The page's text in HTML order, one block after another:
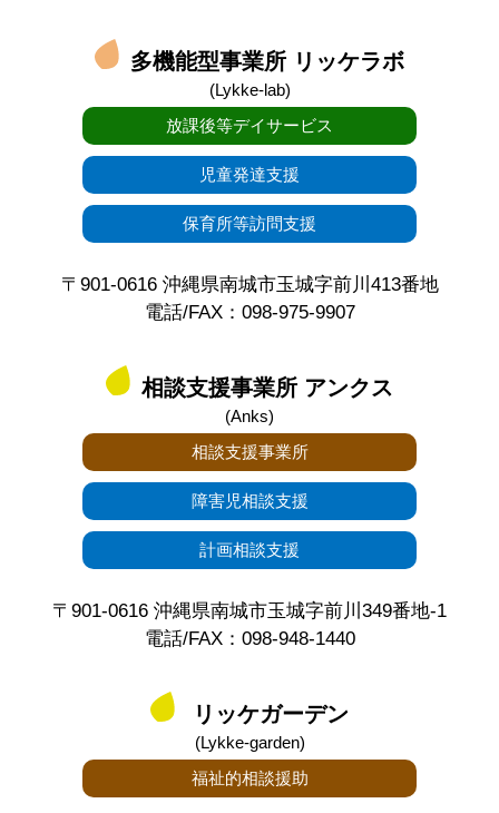
多機能型事業所 リッケラボ
(Lykke-lab)
放課後等デイサービス
児童発達支援
保育所等訪問支援
〒901-0616 沖縄県南城市玉城字前川413番地
電話/FAX：098-975-9907
相談支援事業所 アンクス
(Anks)
相談支援事業所
障害児相談支援
計画相談支援
〒901-0616 沖縄県南城市玉城字前川349番地-1
電話/FAX：098-948-1440
リッケガーデン
(Lykke-garden)
福祉的相談援助